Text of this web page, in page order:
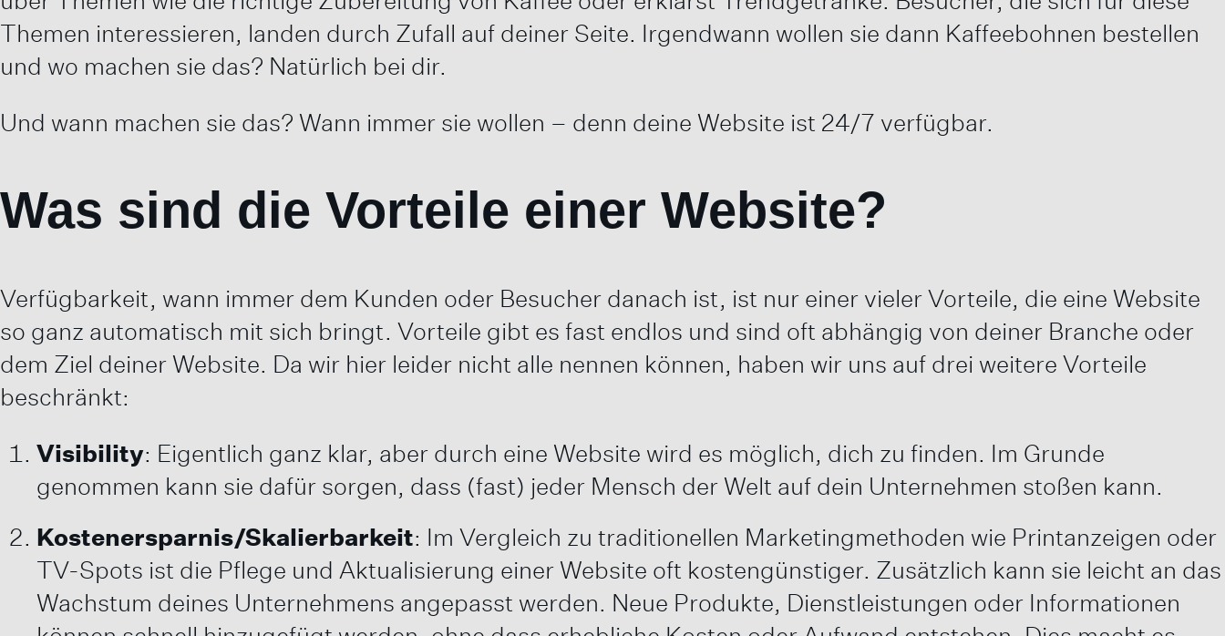
Themen interessieren, landen durch Zufall auf deiner Seite. Irgendwann wollen sie dann Kaffeebohnen bestellen
und wo machen sie das? Natürlich bei dir.
Und wann machen sie das? Wann immer sie wollen – denn deine Website ist 24/7 verfügbar.
Was sind die Vorteile einer Website?
Verfügbarkeit, wann immer dem Kunden oder Besucher danach ist, ist nur einer vieler Vorteile, die eine Website
so ganz automatisch mit sich bringt. Vorteile gibt es fast endlos und sind oft abhängig von deiner Branche oder
dem Ziel deiner Website. Da wir hier leider nicht alle nennen können, haben wir uns auf drei weitere Vorteile
beschränkt:
Visibility: Eigentlich ganz klar, aber durch eine Website wird es möglich, dich zu finden. Im Grunde
genommen kann sie dafür sorgen, dass (fast) jeder Mensch der Welt auf dein Unternehmen stoßen kann.
Kostenersparnis/Skalierbarkeit: Im Vergleich zu traditionellen Marketingmethoden wie Printanzeigen oder
TV-Spots ist die Pflege und Aktualisierung einer Website oft kostengünstiger. Zusätzlich kann sie leicht an das
Wachstum deines Unternehmens angepasst werden. Neue Produkte, Dienstleistungen oder Informationen